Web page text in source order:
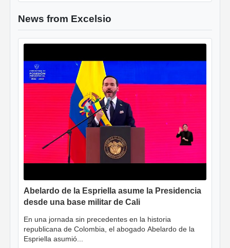
News from Excelsio
Abelardo de la Espriella asume la Presidencia
desde una base militar de Cali
En una jornada sin precedentes en la historia
republicana de Colombia, el abogado Abelardo de la
Espriella asumió...